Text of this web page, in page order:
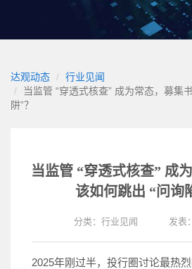
达观动态
行业见闻
当监管 “穿透式核查” 成为常态，募集
阱”？
当监管 “穿透式核查” 成
该如何跳出 “问询
分类： 行业见闻 发表
2025年刚过半，投行圈讨论最热